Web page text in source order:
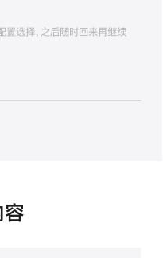
置选择，之后随时回来再继续
容